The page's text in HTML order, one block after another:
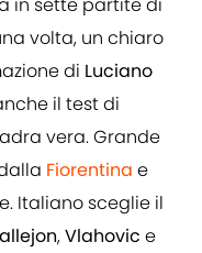
volta, un chiaro
di Luciano
il test di
vera. Grande
Fiorentina e
Italiano sceglie il
,Vlahovic e